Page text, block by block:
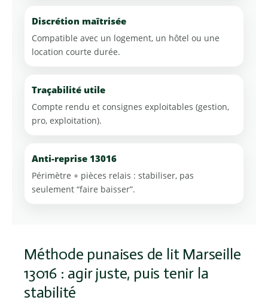
Discrétion maîtrisée
Compatible avec un logement, un hôtel ou une
location courte durée.
Traçabilité utile
Compte rendu et consignes exploitables (gestion,
pro, exploitation).
Anti-reprise 13016
Périmètre + pièces relais : stabiliser, pas
seulement “faire baisser”.
Méthode punaises de lit Marseille
13016 : agir juste, puis tenir la
stabilité